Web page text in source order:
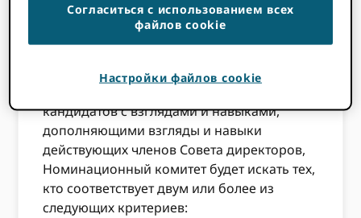
навыков, необходимых для управления
организацией, и обеспечивать
ORCIDсообщества заинтересованных
кандидатов с взглядами и навыками,
дополняющими взгляды и навыки
действующих членов Совета директоров,
Номинационный комитет будет искать тех,
кто соответствует двум или более из
следующих критериев:
Согласиться с использованием всех
файлов cookie
Настройки файлов cookie